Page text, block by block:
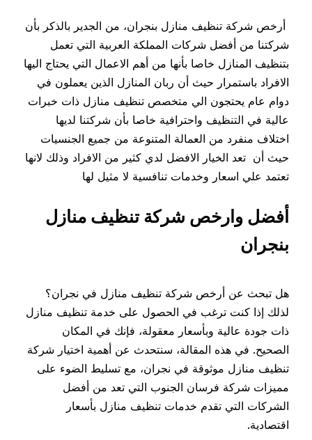
أرخص شركة تنظيف منازل بنجران، من الجدير بالذكر بأن
شركتنا من أفضل شركات المملكة العربية التي تعمل
بتنظيف المنازل خاصا بأنها من أهم الاعمال التي يحتاج اليها
الافراد باستمرار حيث أن ربان المنازل الذين يعملون في
دوام عام يحتجون الي متخصص تنظيف منازل ذات خبرات
عالية في التنظيف واحترافية خاصا بأن شركتنا لديها
اختلاف منفرد من العمالة المتنوعة من جميع الجنسيات
حيث أن تعد الخيار الافضل لدي كثير من الافراد وذلك لانها
تعتمد علي اسعار وخدمات تنافسية لا مثيل لها
أفضل وارخص شركة تنظيف منازل
بنجران
هل تبحث عن أرخص شركة تنظيف منازل في نجران؟
لذلك إذا كنت ترغب في الحصول على خدمة تنظيف منازل
ذات جودة عالية وبأسعار معقولة، فإنك في المكان
الصحيح. في هذه المقالة، سنتحدث عن أهمية اختيار شركة
تنظيف منازل موثوقة في نجران، مع تسليط الضوء على
مميزات شركة فرسان الجنوب التي تعد من أفضل
الشركات التي تقدم خدمات تنظيف منازل بأسعار
اقتصادية.